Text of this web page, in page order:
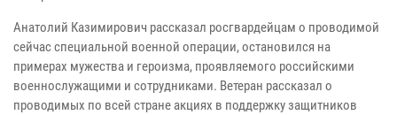
Анатолий Казимирович рассказал росгвардейцам о проводимой
сейчас специальной военной операции, остановился на
примерах мужества и героизма, проявляемого российскими
военнослужащими и сотрудниками. Ветеран рассказал о
проводимых по всей стране акциях в поддержку защитников